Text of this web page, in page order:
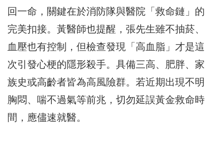
回一命，關鍵在於消防隊與醫院「救命鏈」的
完美扣接。黃醫師也提醒，張先生雖不抽菸、
血壓也有控制，但檢查發現「高血脂」才是這
次引發心梗的隱形殺手。具備三高、肥胖、家
族史或高齡者皆為高風險群。若近期出現不明
胸悶、喘不過氣等前兆，切勿延誤黃金救命時
間，應儘速就醫。